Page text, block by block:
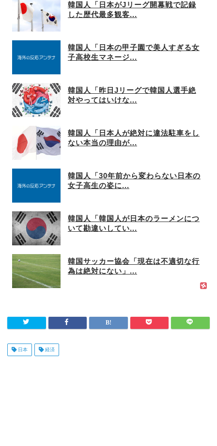
韓国人「日本がJリーグ開幕戦で記録
した歴代最多観客...
韓国人「日本の甲子園で美人すぎる女
子高校生マネージ...
韓国人「昨日Jリーグで韓国人選手絶
対やってはいけな...
韓国人「日本人が絶対に違法駐車をし
ない本当の理由が...
韓国人「30年前から変わらない日本の
女子高生の姿に...
韓国人「韓国人が日本のラーメンにつ
いて勘違いしてい...
韓国サッカー協会「現在は不適切な行
為は絶対にない」...
日本 経済